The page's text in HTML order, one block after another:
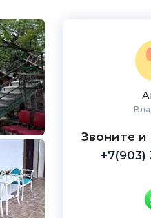
Звоните
+7(903)